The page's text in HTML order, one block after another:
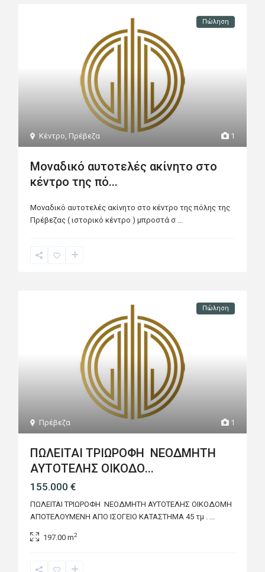
1
Κέντρο, Πρέβεζα
Πώληση
Μοναδικό αυτοτελές ακίνητο στο
κέντρο της πό...
Μοναδικό αυτοτελές ακίνητο στο κέντρο της πόλης της
Πρέβεζας ( ιστορικό κέντρο ) μπροστά σ ...
1
Πρέβεζα
Πώληση
ΠΩΛΕΙΤΑΙ ΤΡΙΩΡΟΦΗ ΝΕΟΔΜΗΤΗ
ΑΥΤΟΤΕΛΗΣ ΟΙΚΟΔΟ...
155.000 €
ΠΩΛΕΙΤΑΙ ΤΡΙΩΡΟΦΗ ΝΕΟΔΜΗΤΗ ΑΥΤΟΤΕΛΗΣ ΟΙΚΟΔΟΜΗ
ΑΠΟΤΕΛΟΥΜΕΝΗ ΑΠΟ ΙΣΟΓΕΙΟ ΚΑΤΑΣΤΗΜΑ 45 τμ . ...
197.00 m2